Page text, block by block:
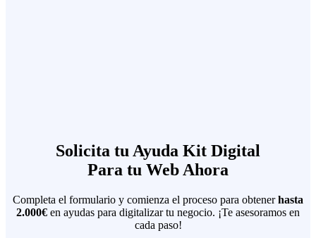
Solicita tu Ayuda Kit Digital
Para tu Web Ahora
Completa el formulario y comienza el proceso para obtenerhasta
2.000€ en ayudas para digitalizar tu negocio. ¡Te asesoramos en
cada paso!